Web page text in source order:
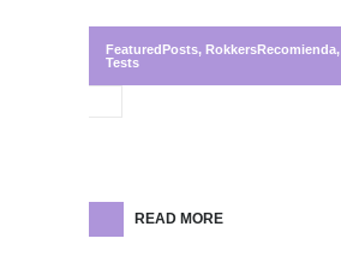
FeaturedPosts, RokkersRecomienda,
Tests
READ MORE